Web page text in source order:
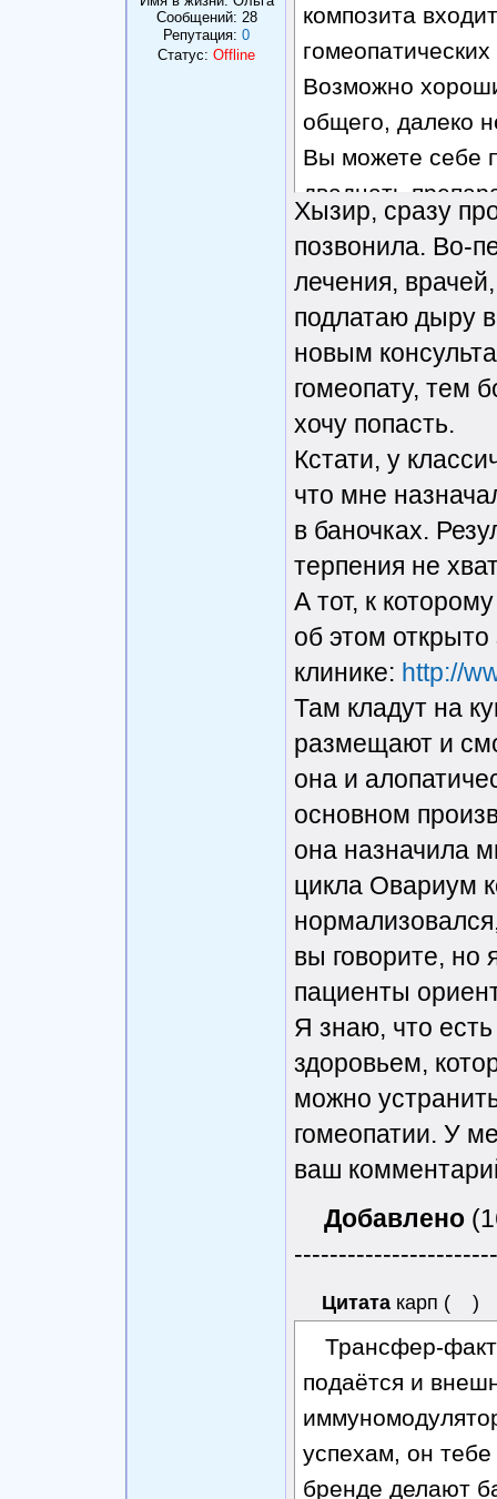
Сообщений: 28
Репутация: 0
Статус: Offline
композита
Возможно
общего, далеко
Вы можете себе
двадцать
безобидных
Даже алопаты,
продвинутые,
трех средств за
Будучи
его свежее
Хызир, сразу
позвонила. Во-
лечения,
подлатаю дыру
новым
гомеопату, тем
хочу попасть.
Кстати, у
что мне
в баночках.
терпения не
А тот, к
об этом открыто
клинике: http://
Там кладут на
размещают и
она и
основном
она назначила
цикла Овариум
вы говорите, но
пациенты
Я знаю, что
здоровьем,
можно
гомеопатии. У
ваш
Добавлено
Цитата карп ( )
Трансфер-
подаётся и
успехам, он
бренде делают